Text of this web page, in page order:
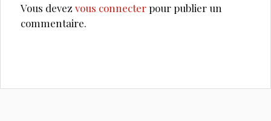
Vous devezvous connecterpour publier un
commentaire.